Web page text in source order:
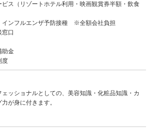
ス（リゾートホテル利用・映画観賞券半額・飲食
ンフルエンザ予防接種 ※全額会社負担
口
助金
度
ッショナルとしての、美容知識・化粧品知識・カ
が身に付きます。